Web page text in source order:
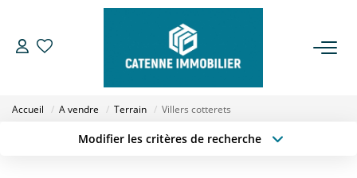
Accueil A vendre Terrain Villers cotterets
Modifier les critères de recherche